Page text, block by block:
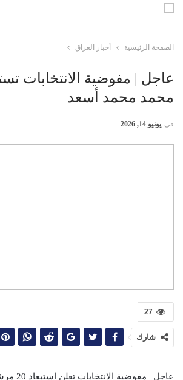
الصفحة الرئيسية أخبار العراق
عاجل | مفوضية الانتخابات
محمد محمد أسعد
في يونيو 14, 2026
27
شارك
عاجل |